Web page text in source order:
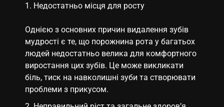
Недостатньо місця для росту
Однією з основних причин видалення зубів
мудрості є те, що порожнина рота у багатьох
людей недостатньо велика для комфортного
виростання цих зубів. Це може викликати
біль, тиск на навколишні зуби та створювати
проблеми з прикусом.